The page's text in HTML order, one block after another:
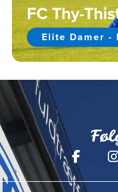
FC Thy-
Elite Damer -